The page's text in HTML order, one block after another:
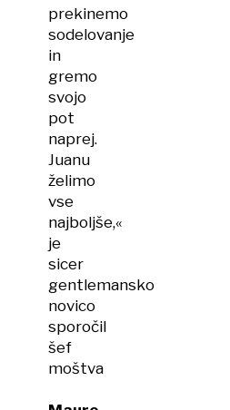
prekinemo
sodelovanje
in
gremo
svojo
pot
naprej.
Juanu
želimo
vse
najboljše,«
je
sicer
gentlemansko
novico
sporočil
šef
moštva